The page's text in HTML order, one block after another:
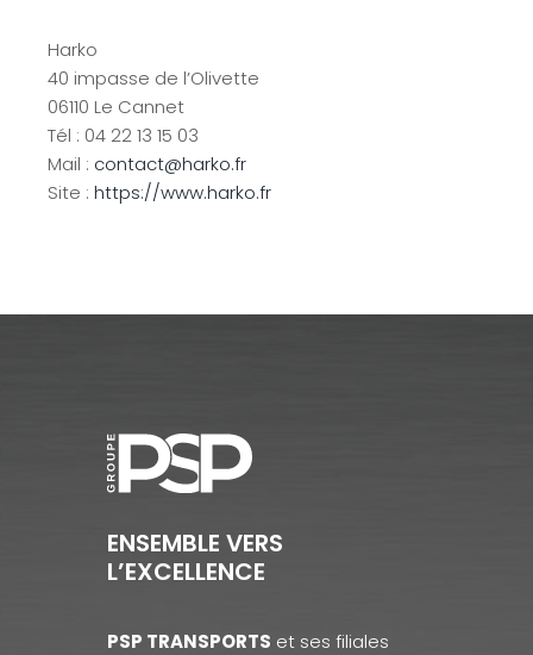
Harko
40 impasse de l’Olivette
06110 Le Cannet
Tél : 04 22 13 15 03
Mail : contact@harko.fr
Site : https://www.harko.fr
ENSEMBLE VERS
L’EXCELLENCE
PSP TRANSPORTS et ses filiales